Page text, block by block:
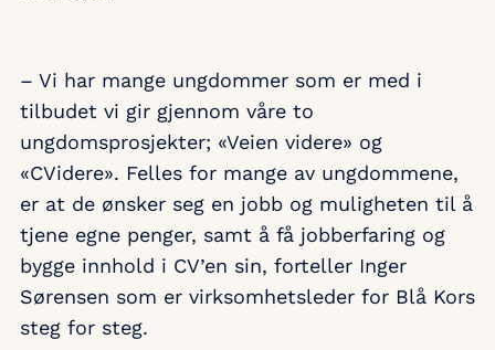
– Vi har mange ungdommer som er med i
tilbudet vi gir gjennom våre to
ungdomsprosjekter; «Veien videre» og
«CVidere». Felles for mange av ungdommene,
er at de ønsker seg en jobb og muligheten til å
tjene egne penger, samt å få jobberfaring og
bygge innhold i CV’en sin, forteller Inger
Sørensen som er virksomhetsleder for Blå Kors
steg for steg.